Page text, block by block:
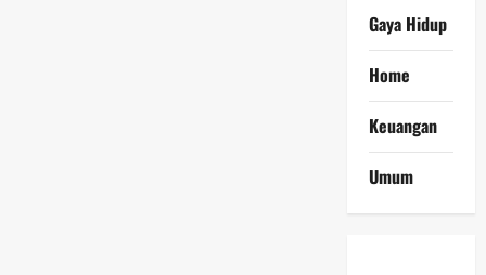
Gaya Hidup
Home
Keuangan
Umum